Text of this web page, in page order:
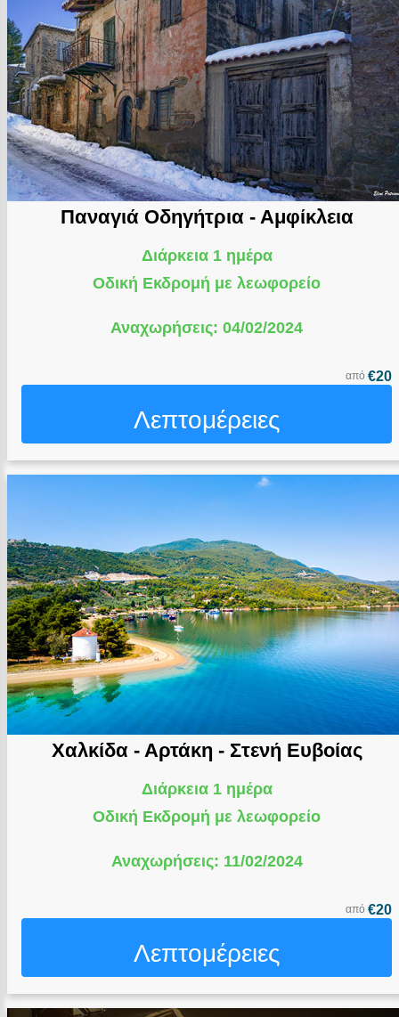
Παναγιά Οδηγήτρια - Αμφίκλεια
Διάρκεια 1 ημέρα
Οδική Εκδρομή με λεωφορείο
Αναχωρήσεις: 04/02/2024
από €20
Λεπτομέρειες
Χαλκίδα - Αρτάκη - Στενή Ευβοίας
Διάρκεια 1 ημέρα
Οδική Εκδρομή με λεωφορείο
Αναχωρήσεις: 11/02/2024
από €20
Λεπτομέρειες